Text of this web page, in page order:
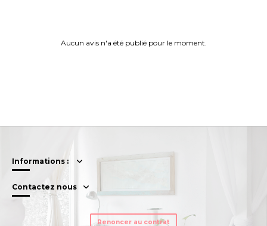
Aucun avis n'a été publié pour le moment.
Informations :
Contactez nous
Renoncer au contrat